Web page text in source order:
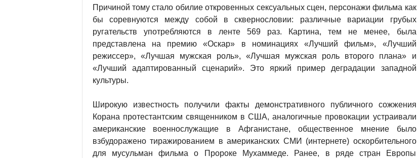
Причиной тому стало обилие откровенных сексуальных сцен, персонажи фильма как
бы соревнуются между собой в сквернословии: различные вариации грубых
ругательств употребляются в ленте 569 раз. Картина, тем не менее, была
представлена на премию «Оскар» в номинациях «Лучший фильм», «Лучший
режиссер», «Лучшая мужская роль», «Лучшая мужская роль второго плана» и
«Лучший адаптированный сценарий». Это яркий пример деградации западной
культуры.
Широкую известность получили факты демонстративного публичного сожжения
Корана протестантским священником в США, аналогичные провокации устраивали
американские военнослужащие в Афганистане, общественное мнение было
взбудоражено тиражированием в американских СМИ (интернете) оскорбительного
для мусульман фильма о Пророке Мухаммеде. Ранее, в ряде стран Европы